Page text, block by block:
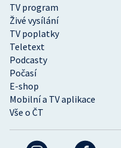
TV program
Živé vysílání
TV poplatky
Teletext
Podcasty
Počasí
E-shop
Mobilní a TV aplikace
Vše o ČT